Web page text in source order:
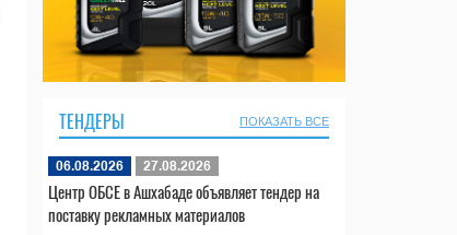
ТЕНДЕРЫ ПОКАЗАТЬ ВСЕ
06.08.2026 27.08.2026
Центр ОБСЕ в Ашхабаде объявляет тендер на
поставку рекламных материалов